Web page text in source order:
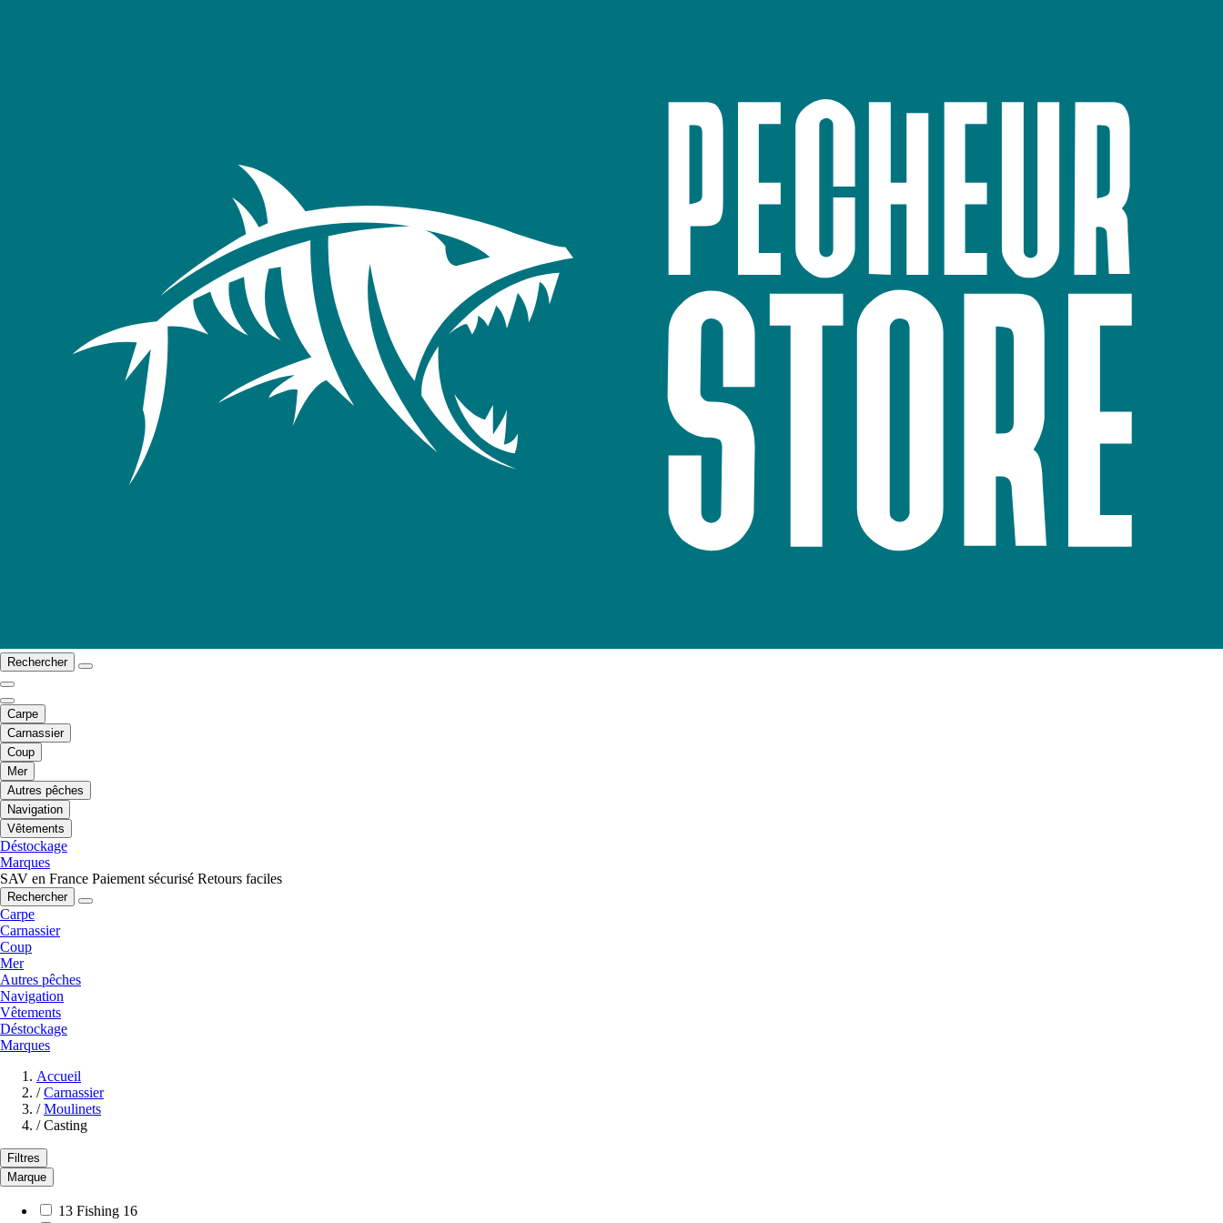
Rechercher
Carpe
Carnassier
Coup
Mer
Autres pêches
Navigation
Vêtements
Déstockage
Marques
SAV en France Paiement sécurisé Retours faciles
Rechercher
Carpe
Carnassier
Coup
Mer
Autres pêches
Navigation
Vêtements
Déstockage
Marques
Accueil
/ Carnassier
/ Moulinets
/ Casting
Filtres
Marque
13 Fishing 16